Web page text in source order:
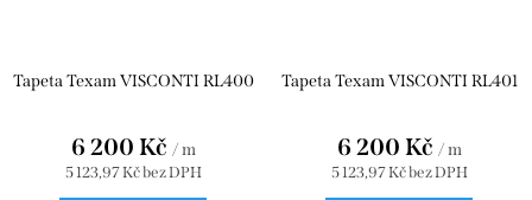
Tapeta Texam VISCONTI RL400
5 123,97 Kč bez DPH
6 200 Kč / m
Tapeta Texam VISCONTI RL401
5 123,97 Kč bez DPH
6 200 Kč / m